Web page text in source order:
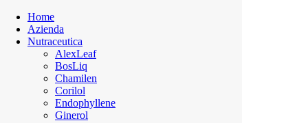
Home
Azienda
Nutraceutica
AlexLeaf
BosLiq
Chamilen
Corilol
Endophyllene
Ginerol